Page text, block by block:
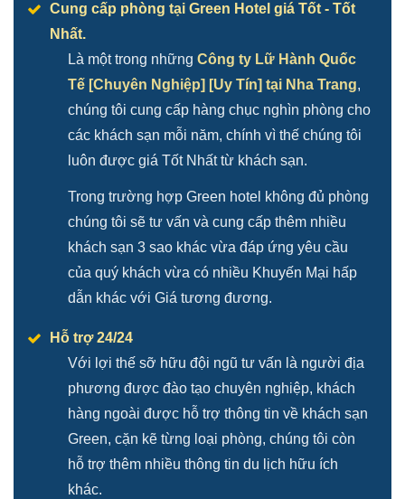
Cung cấp phòng tại Green Hotel giá Tốt - Tốt
Nhất.
Là một trong những Công ty Lữ Hành Quốc
Tế [Chuyên Nghiệp] [Uy Tín] tại Nha Trang,
chúng tôi cung cấp hàng chục nghìn phòng cho
các khách sạn mỗi năm, chính vì thế chúng tôi
luôn được giá Tốt Nhất từ khách sạn.
Trong trường hợp Green hotel không đủ phòng
chúng tôi sẽ tư vấn và cung cấp thêm nhiều
khách sạn 3 sao khác vừa đáp ứng yêu cầu
của quý khách vừa có nhiều Khuyến Mại hấp
dẫn khác với Giá tương đương.
Hỗ trợ 24/24
Với lợi thế sỡ hữu đội ngũ tư vấn là người địa
phương được đào tạo chuyên nghiệp, khách
hàng ngoài được hỗ trợ thông tin về khách sạn
Green, cặn kẽ từng loại phòng, chúng tôi còn
hỗ trợ thêm nhiều thông tin du lịch hữu ích
khác.